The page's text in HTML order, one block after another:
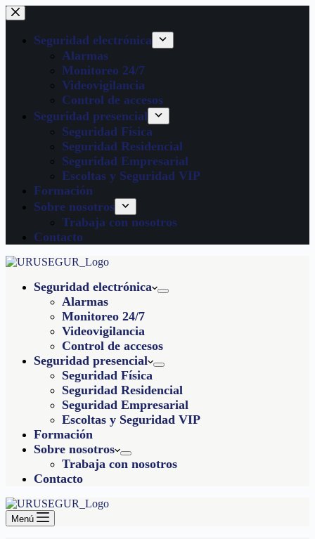
Seguridad electrónica
Alarmas
Monitoreo 24/7
Videovigilancia
Control de accesos
Seguridad presencial
Seguridad Física
Seguridad Residencial
Seguridad Empresarial
Escoltas y Seguridad VIP
Formación
Sobre nosotros
Trabaja con nosotros
Contacto
Seguridad electrónica
Alarmas
Monitoreo 24/7
Videovigilancia
Control de accesos
Seguridad presencial
Seguridad Física
Seguridad Residencial
Seguridad Empresarial
Escoltas y Seguridad VIP
Formación
Sobre nosotros
Trabaja con nosotros
Contacto
Menú